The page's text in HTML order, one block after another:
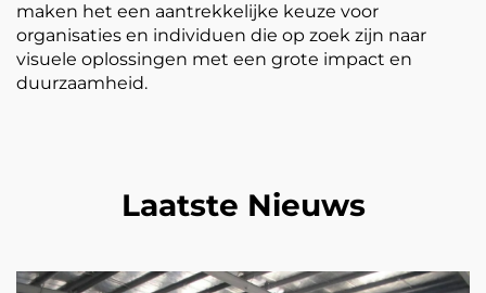
maken het een aantrekkelijke keuze voor
organisaties en individuen die op zoek zijn naar
visuele oplossingen met een grote impact en
duurzaamheid.
Laatste Nieuws